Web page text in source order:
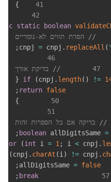
41
}
42
static boolean
// הסרת תווים לא-נומריים
= cnpj . replaceAll (
;
46
47
// בדיקת אורך
if (cnpj . length( ) !=
{
return false
;
50
}
51
// בדיקה אם כל הספרות זהות
boolean allDigitsSame =
;
for (int i = 1 ; i < cnpj .
(cnpj . charAt (i ) != cnpj .
= false
;
57
break
;